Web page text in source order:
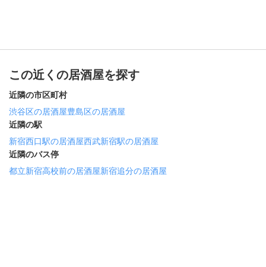
この近くの居酒屋を探す
近隣の市区町村
渋谷区の居酒屋豊島区の居酒屋
近隣の駅
新宿西口駅の居酒屋西武新宿駅の居酒屋
近隣のバス停
都立新宿高校前の居酒屋新宿追分の居酒屋